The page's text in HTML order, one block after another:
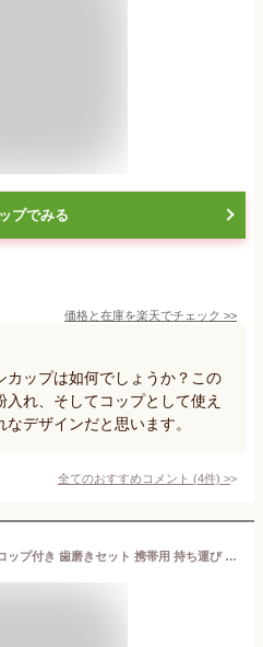
プでみる
価格と在庫を楽天でチェック >>
カップは如何でしょうか？この
れ、そしてコップとして使え
デザインだと思います。
全てのおすすめコメント (4件) >
LaaSong 歯ブラシケース コップ付き 歯磨きセット 携帯用 持ち運び うがいコップ 歯ブラシ 収納 トラベル 旅行用 出張 職場 オフィス 入院 おしゃれ 大人 子供兼用